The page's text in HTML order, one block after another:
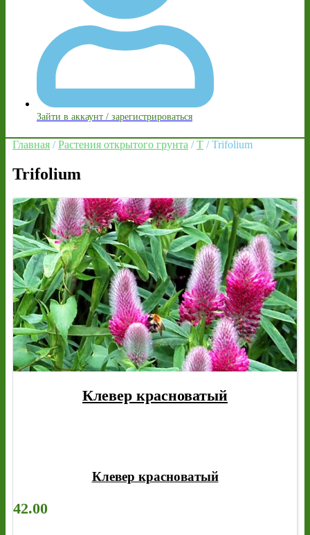
Зайти в аккаунт / зарегистрироваться
Главная /Растения открытого грунта /T / Trifolium
Trifolium
Клевер красноватый
Клевер красноватый
42.00